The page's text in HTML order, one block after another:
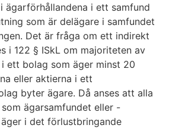
ägarförhållandena i ett samfund
som är delägare i samfundet
Det är fråga om ett indirekt
i 122 § ISkL om majoriteten av
ett bolag som äger minst 20
eller aktierna i ett
byter ägare. Då anses att alla
ägarsamfundet eller -
i det förlustbringande